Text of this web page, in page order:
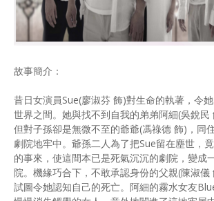
故事簡介：
昔日女演員Sue(廖淑芬 飾)對生命的執著，令
世界之間。她與找不到自我的弟弟阿細(吳銳
但對子孫卻是無微不至的爺爺(馮祿德 飾)，同
劇院地牢中。爺孫二人為了把Sue留在塵世，
的事來，使這間本已是死氣沉沉的劇院，變成
院。機緣巧合下，不敢承認身份的父親(陳淑儀
試圖令她認知自己的死亡。阿細的霧水女友